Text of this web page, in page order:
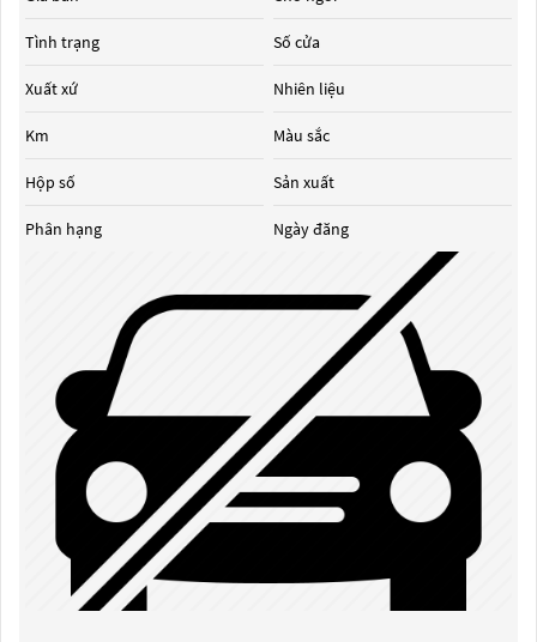
Tình trạng
Xuất xứ
Km
Hộp số
Phân hạng
Số cửa
Nhiên liệu
Màu sắc
Sản xuất
Ngày đăng